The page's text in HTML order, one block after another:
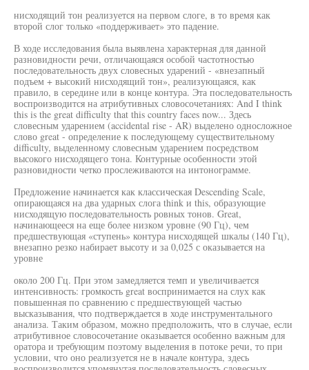
нисходящий тон реализуется на первом слоге, в то время как
второй слог только «поддерживает» это падение.
В ходе исследования была выявлена характерная для данной
разновидности речи, отличающаяся особой частотностью
последовательность двух словесных ударений - «внезапный
подъем + высокий нисходящий тон», реализующаяся, как
правило, в середине или в конце контура. Эта последовательность
воспроизводится на атрибутивных словосочетаниях: And I think
this is the great difficulty that this country faces now... Здесь
словесным ударением (accidental rise - AR) выделено односложное
слово great - определение к последующему существительному
difficulty, выделенному словесным ударением посредством
высокого нисходящего тона. Контурные особенности этой
разновидности четко прослеживаются на интонограмме.
Предложение начинается как классическая Descending Scale,
опирающаяся на два ударных слога think и this, образующие
нисходящую последовательность ровных тонов. Great,
начинающееся на еще более низком уровне (90 Гц), чем
предшествующая «ступень» контура нисходящей шкалы (140 Гц),
внезапно резко набирает высоту и за 0,025 с оказывается на
уровне
около 200 Гц. При этом замедляется темп и увеличивается
интенсивность: громкость great воспринимается на слух как
повышенная по сравнению с предшествующей частью
высказывания, что подтверждается в ходе инструментального
анализа. Таким образом, можно предположить, что в случае, если
атрибутивное словосочетание оказывается особенно важным для
оратора и требующим поэтому выделения в потоке речи, то при
условии, что оно реализуется не в начале контура, здесь